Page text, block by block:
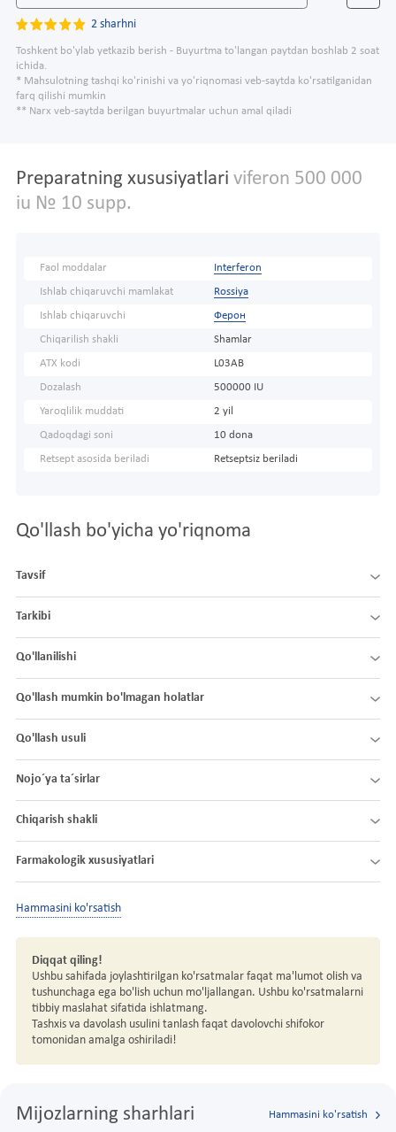
2 sharhni
Toshkent bo'ylab yetkazib berish - Buyurtma to'langan paytdan boshlab 2 soat
ichida.
* Mahsulotning tashqi ko'rinishi va yo'riqnomasi veb-saytda ko'rsatilganidan
farq qilishi mumkin
** Narx veb-saytda berilgan buyurtmalar uchun amal qiladi
Preparatning xususiyatlari viferon 500 000
iu № 10 supp.
Faol moddalar Interferon
Ishlab chiqaruvchi mamlakat Rossiya
Ishlab chiqaruvchi Ферон
Chiqarilish shakli Shamlar
ATX kodi L03AB
Dozalash 500000 IU
Yaroqlilik muddati 2 yil
Qadoqdagi soni 10 dona
Retsept asosida beriladi Retseptsiz beriladi
Qo'llash bo'yicha yo'riqnoma
Tavsif
Tarkibi
Qo'llanilishi
Qo'llash mumkin bo'lmagan holatlar
Qo'llash usuli
Nojo´ya ta´sirlar
Chiqarish shakli
Farmakologik xususiyatlari
Hammasini ko'rsatish
Diqqat qiling!
Ushbu sahifada joylashtirilgan ko'rsatmalar faqat ma'lumot olish va
tushunchaga ega bo'lish uchun mo'ljallangan. Ushbu ko'rsatmalarni
tibbiy maslahat sifatida ishlatmang.
Tashxis va davolash usulini tanlash faqat davolovchi shifokor
tomonidan amalga oshiriladi!
Mijozlarning sharhlari Hammasini ko'rsatish